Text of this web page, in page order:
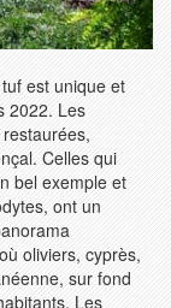
est unique et
2022. Les
Celles qui
bel exemple et
ont un
oliviers, cyprès,
sur fond
Les